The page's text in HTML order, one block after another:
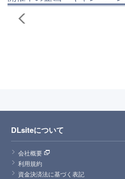
DLsiteについて
会社概要
利用規約
資金決済法に基づく表記